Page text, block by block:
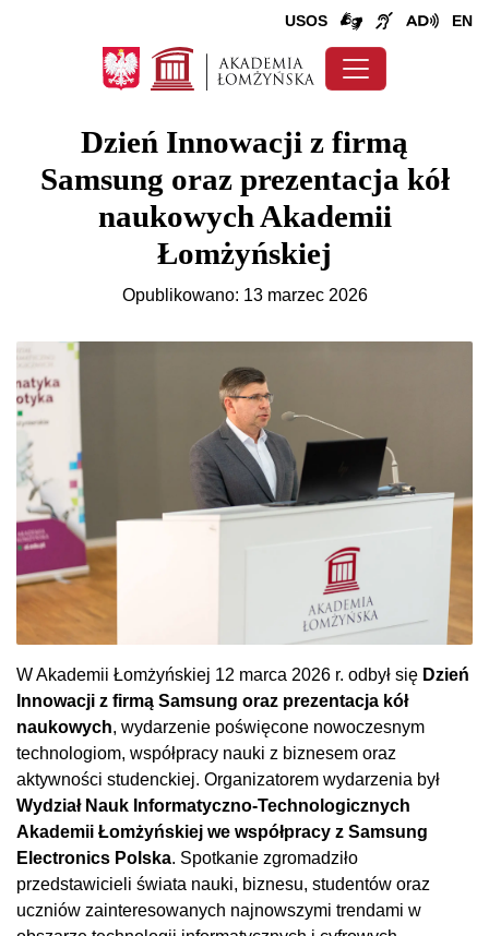
USOS EN
Dzień Innowacji z firmą
Samsung oraz prezentacja kół
naukowych Akademii
Łomżyńskiej
Opublikowano: 13 marzec 2026
W Akademii Łomżyńskiej 12 marca 2026 r. odbył się Dzień
Innowacji z firmą Samsung oraz prezentacja kół
naukowych, wydarzenie poświęcone nowoczesnym
technologiom, współpracy nauki z biznesem oraz
aktywności studenckiej. Organizatorem wydarzenia był
Wydział Nauk Informatyczno-Technologicznych
Akademii Łomżyńskiej we współpracy z Samsung
Electronics Polska. Spotkanie zgromadziło
przedstawicieli świata nauki, biznesu, studentów oraz
uczniów zainteresowanych najnowszymi trendami w